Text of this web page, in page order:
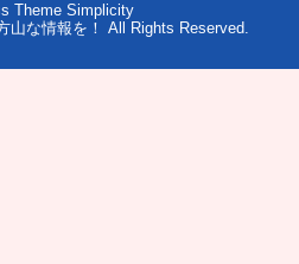
Theme Simplicity
山な情報を！ All Rights Reserved.